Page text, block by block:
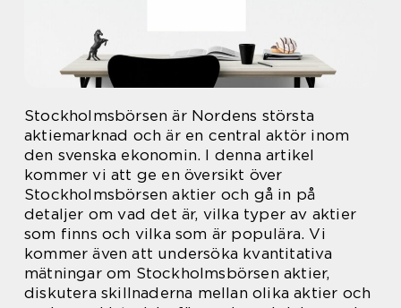
Stockholmsbörsen är Nordens största
aktiemarknad och är en central aktör inom
den svenska ekonomin. I denna artikel
kommer vi att ge en översikt över
Stockholmsbörsen aktier och gå in på
detaljer om vad det är, vilka typer av aktier
som finns och vilka som är populära. Vi
kommer även att undersöka kvantitativa
mätningar om Stockholmsbörsen aktier,
diskutera skillnaderna mellan olika aktier och